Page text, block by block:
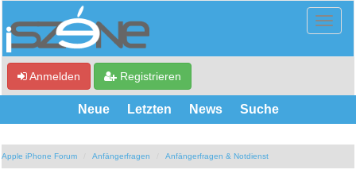
Anmelden Registrieren
Neue Letzten News Suche
Apple iPhone Forum Anfängerfragen Anfängerfragen & Notdienst